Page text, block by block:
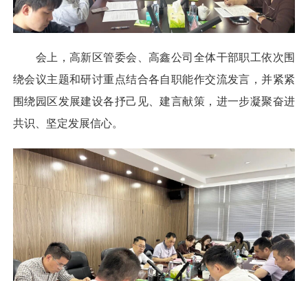
会上，高新区管委会、高鑫公司全体干部职工依次围
绕会议主题和研讨重点结合各自职能作交流发言，并紧紧
围绕园区发展建设各抒己见、建言献策，进一步凝聚奋进
共识、坚定发展信心。